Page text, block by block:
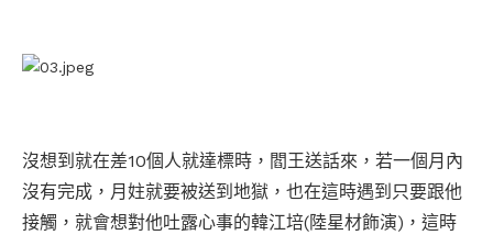
沒想到就在差10個人就達標時，閻王送話來，若一個月內
沒有完成，月妵就要被送到地獄，也在這時遇到只要跟他
接觸，就會想對他吐露心事的韓江培(陸星材飾演)，這時